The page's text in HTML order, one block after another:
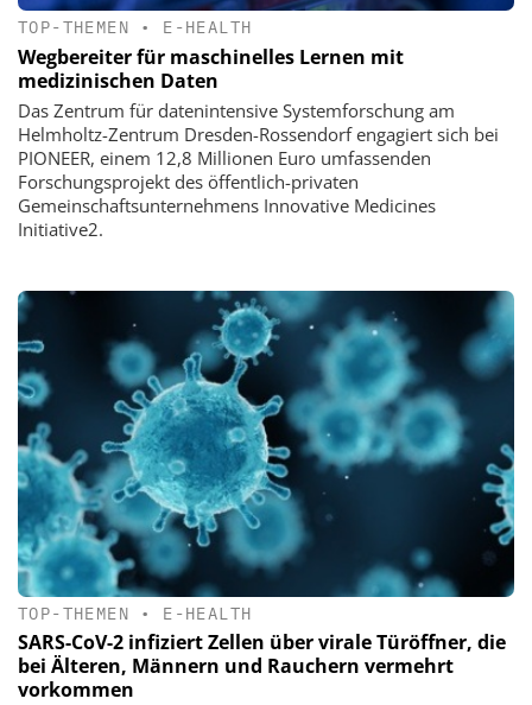
TOP-THEMEN • E-HEALTH
Wegbereiter für maschinelles Lernen mit
medizinischen Daten
Das Zentrum für datenintensive Systemforschung am
Helmholtz-Zentrum Dresden-Rossendorf engagiert sich bei
PIONEER, einem 12,8 Millionen Euro umfassenden
Forschungsprojekt des öffentlich-privaten
Gemeinschaftsunternehmens Innovative Medicines
Initiative2.
TOP-THEMEN • E-HEALTH
SARS-CoV-2 infiziert Zellen über virale Türöffner, die
bei Älteren, Männern und Rauchern vermehrt
vorkommen